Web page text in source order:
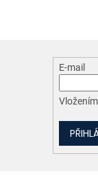
E-mail